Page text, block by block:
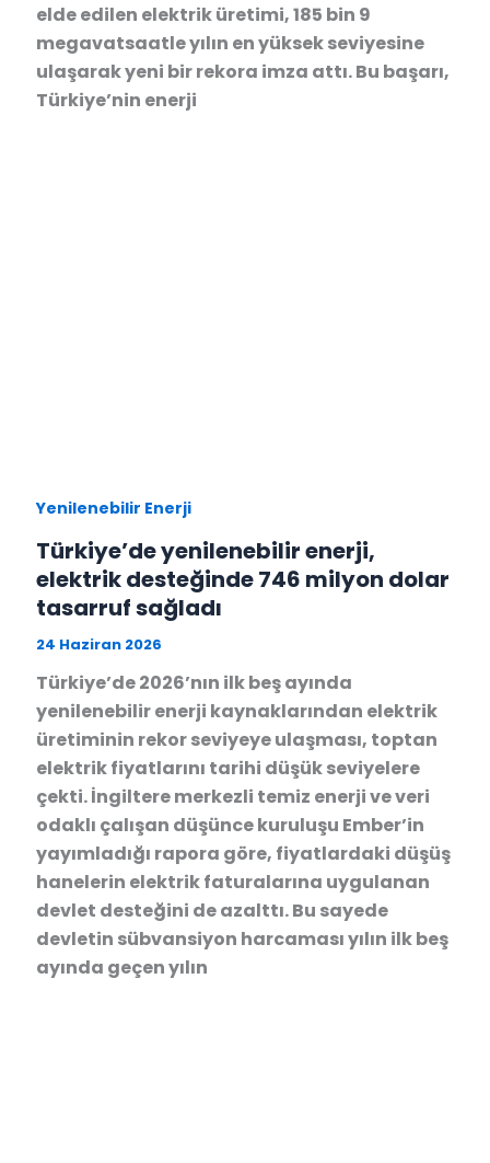
elde edilen elektrik üretimi, 185 bin 9
megavatsaatle yılın en yüksek seviyesine
ulaşarak yeni bir rekora imza attı. Bu başarı,
Türkiye’nin enerji
Yenilenebilir Enerji
Türkiye’de yenilenebilir enerji,
elektrik desteğinde 746 milyon dolar
tasarruf sağladı
24 Haziran 2026
Türkiye’de 2026’nın ilk beş ayında
yenilenebilir enerji kaynaklarından elektrik
üretiminin rekor seviyeye ulaşması, toptan
elektrik fiyatlarını tarihi düşük seviyelere
çekti. İngiltere merkezli temiz enerji ve veri
odaklı çalışan düşünce kuruluşu Ember’in
yayımladığı rapora göre, fiyatlardaki düşüş
hanelerin elektrik faturalarına uygulanan
devlet desteğini de azalttı. Bu sayede
devletin sübvansiyon harcaması yılın ilk beş
ayında geçen yılın